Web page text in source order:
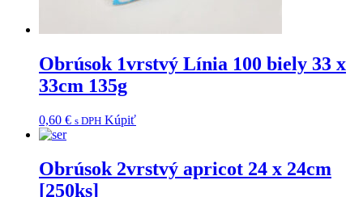
Obrúsok 1vrstvý Línia 100 biely 33 x
33cm 135g
0,60 € s DPH Kúpiť
Obrúsok 2vrstvý apricot 24 x 24cm
[250ks]